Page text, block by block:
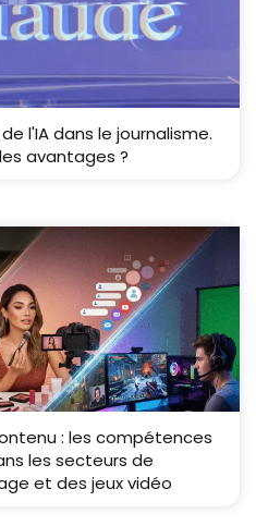
l'IA dans le journalisme.
avantages ?
: les compétences
les secteurs de
et des jeux vidéo